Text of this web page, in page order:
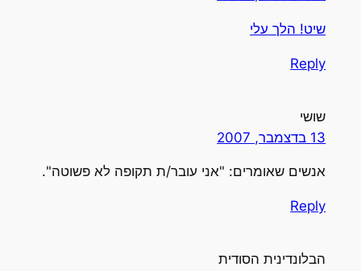
שיט! הלך עלי
Reply
שושי
13 בדצמבר, 2007
אנשים שאומרים: "אני עובר/ת תקופה לא פשוטה".
Reply
הבלונדינית הסודית